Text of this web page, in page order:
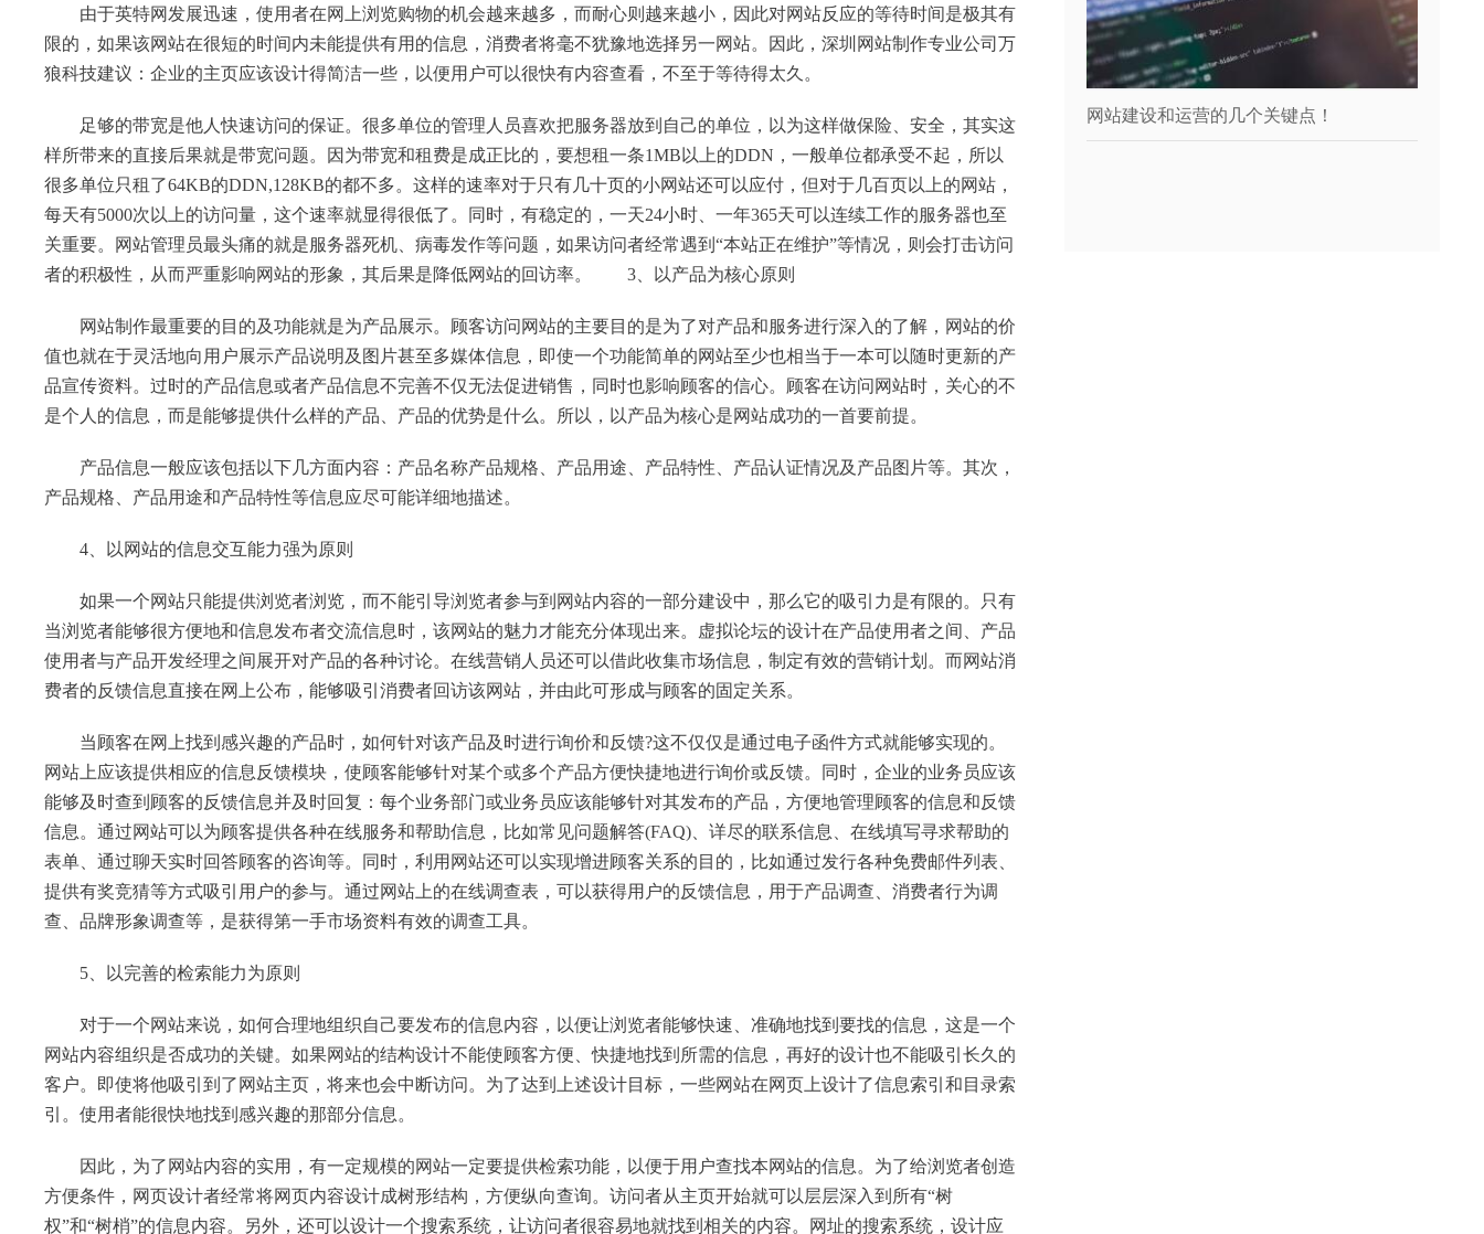
由于英特网发展迅速，使用者在网上浏览购物的机会越来越多，而耐心则越来越小，因此对网站反应的等待时间是极其有
限的，如果该网站在很短的时间内未能提供有用的信息，消费者将毫不犹豫地选择另一网站。因此，深圳网站制作专业公司万
狼科技建议：企业的主页应该设计得简洁一些，以便用户可以很快有内容查看，不至于等待得太久。
足够的带宽是他人快速访问的保证。很多单位的管理人员喜欢把服务器放到自己的单位，以为这样做保险、安全，其实这
样所带来的直接后果就是带宽问题。因为带宽和租费是成正比的，要想租一条1MB以上的DDN，一般单位都承受不起，所以
很多单位只租了64KB的DDN,128KB的都不多。这样的速率对于只有几十页的小网站还可以应付，但对于几百页以上的网站，
每天有5000次以上的访问量，这个速率就显得很低了。同时，有稳定的，一天24小时、一年365天可以连续工作的服务器也至
关重要。网站管理员最头痛的就是服务器死机、病毒发作等问题，如果访问者经常遇到“本站正在维护”等情况，则会打击访问
者的积极性，从而严重影响网站的形象，其后果是降低网站的回访率。 3、以产品为核心原则
网站制作最重要的目的及功能就是为产品展示。顾客访问网站的主要目的是为了对产品和服务进行深入的了解，网站的价
值也就在于灵活地向用户展示产品说明及图片甚至多媒体信息，即使一个功能简单的网站至少也相当于一本可以随时更新的产
品宣传资料。过时的产品信息或者产品信息不完善不仅无法促进销售，同时也影响顾客的信心。顾客在访问网站时，关心的不
是个人的信息，而是能够提供什么样的产品、产品的优势是什么。所以，以产品为核心是网站成功的一首要前提。
产品信息一般应该包括以下几方面内容：产品名称产品规格、产品用途、产品特性、产品认证情况及产品图片等。其次，
产品规格、产品用途和产品特性等信息应尽可能详细地描述。
4、以网站的信息交互能力强为原则
如果一个网站只能提供浏览者浏览，而不能引导浏览者参与到网站内容的一部分建设中，那么它的吸引力是有限的。只有
当浏览者能够很方便地和信息发布者交流信息时，该网站的魅力才能充分体现出来。虚拟论坛的设计在产品使用者之间、产品
使用者与产品开发经理之间展开对产品的各种讨论。在线营销人员还可以借此收集市场信息，制定有效的营销计划。而网站消
费者的反馈信息直接在网上公布，能够吸引消费者回访该网站，并由此可形成与顾客的固定关系。
当顾客在网上找到感兴趣的产品时，如何针对该产品及时进行询价和反馈?这不仅仅是通过电子函件方式就能够实现的。
网站上应该提供相应的信息反馈模块，使顾客能够针对某个或多个产品方便快捷地进行询价或反馈。同时，企业的业务员应该
能够及时查到顾客的反馈信息并及时回复：每个业务部门或业务员应该能够针对其发布的产品，方便地管理顾客的信息和反馈
信息。通过网站可以为顾客提供各种在线服务和帮助信息，比如常见问题解答(FAQ)、详尽的联系信息、在线填写寻求帮助的
表单、通过聊天实时回答顾客的咨询等。同时，利用网站还可以实现增进顾客关系的目的，比如通过发行各种免费邮件列表、
提供有奖竞猜等方式吸引用户的参与。通过网站上的在线调查表，可以获得用户的反馈信息，用于产品调查、消费者行为调
查、品牌形象调查等，是获得第一手市场资料有效的调查工具。
5、以完善的检索能力为原则
对于一个网站来说，如何合理地组织自己要发布的信息内容，以便让浏览者能够快速、准确地找到要找的信息，这是一个
网站内容组织是否成功的关键。如果网站的结构设计不能使顾客方便、快捷地找到所需的信息，再好的设计也不能吸引长久的
客户。即使将他吸引到了网站主页，将来也会中断访问。为了达到上述设计目标，一些网站在网页上设计了信息索引和目录索
引。使用者能很快地找到感兴趣的那部分信息。
因此，为了网站内容的实用，有一定规模的网站一定要提供检索功能，以便于用户查找本网站的信息。为了给浏览者创造
方便条件，网页设计者经常将网页内容设计成树形结构，方便纵向查询。访问者从主页开始就可以层层深入到所有“树
权”和“树梢”的信息内容。另外，还可以设计一个搜索系统，让访问者很容易地就找到相关的内容。网址的搜索系统，设计应
网站建设和运营的几个关键点！